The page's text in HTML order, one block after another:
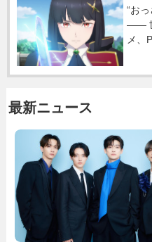
“お
――
メ、
最新ニュース